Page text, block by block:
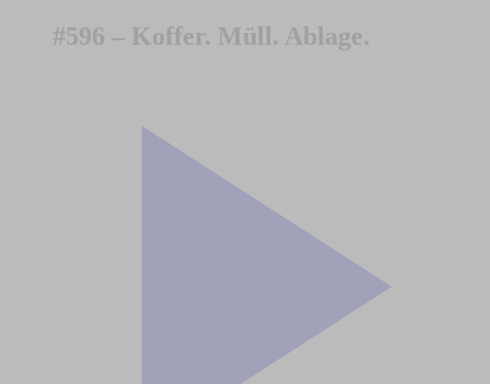
#596 – Koffer. Müll. Ablage.